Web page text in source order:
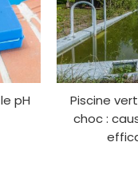
pH
Piscine
choc :